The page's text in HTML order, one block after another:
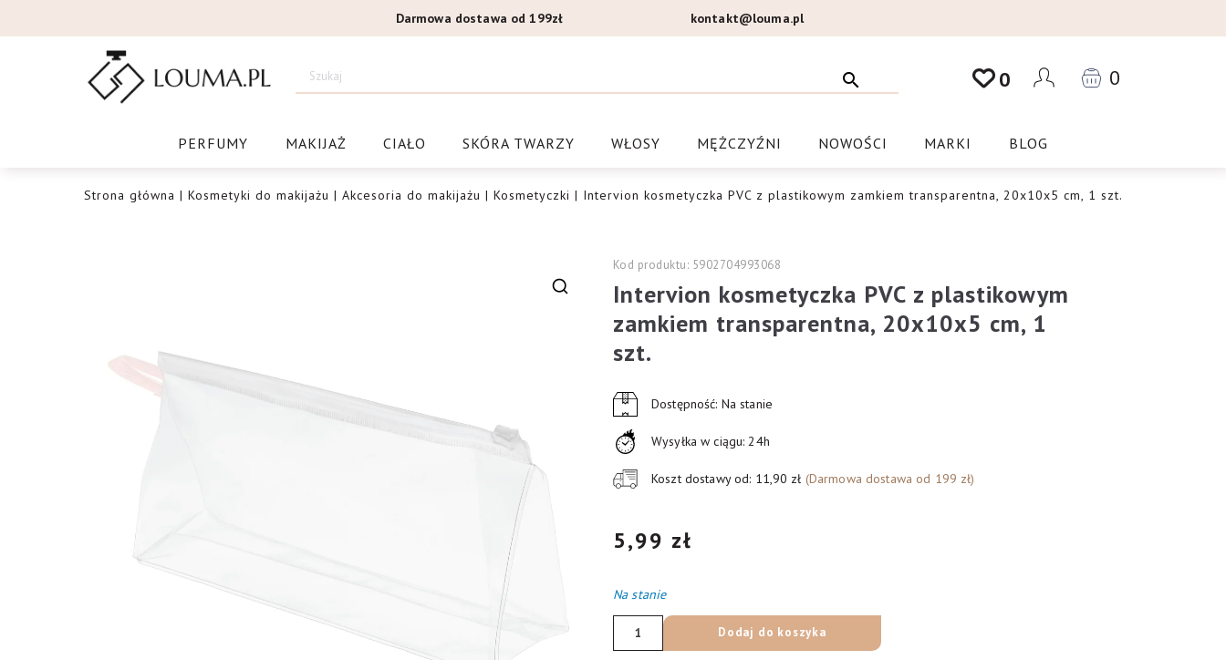
do
Darmowa dostawa od 199zł kontakt@louma.pl
Drogeria Louma.pl 0 0
PERFUMY MAKIJAŻ CIAŁO SKÓRA TWARZY WŁOSY MĘŻCZYŹNI NOWOŚCI MARKI BLOG
Strona główna | Kosmetyki do makijażu | Akcesoria do makijażu | Kosmetyczki | Intervion kosmetyczka PVC z plastikowym zamkiem transparentna, 20x10x5 cm, 1 szt.
Kod produktu: 5902704993068
Intervion kosmetyczka PVC z plastikowym
zamkiem transparentna, 20x10x5 cm, 1
szt.
Dostępność: Na stanie
Wysyłka w ciągu: 24h
Koszt dostawy od: 11,90 zł (Darmowa dostawa od 199 zł)
5,99 zł
Na stanie
ilość
Intervion
Dodaj do koszyka